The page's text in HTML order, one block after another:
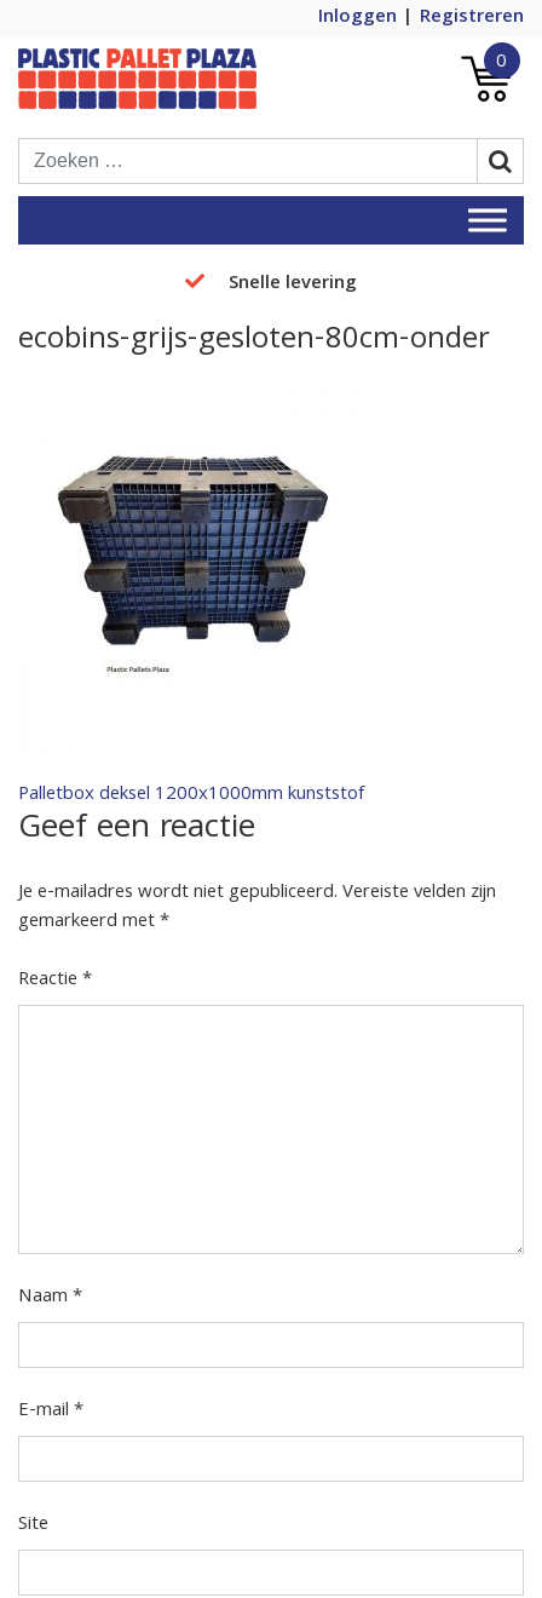
Inloggen
Registreren
Plastic Pallet Plaza
Plastic Pallets Plaza, de nummer 1 in
Europa!
0
Snelle levering
ecobins-grijs-gesloten-80cm-onder
Bericht
navigatie
Palletbox deksel 1200x1000mm kunststof
Geef een reactie
Je e-mailadres wordt niet gepubliceerd.Vereiste velden zijn
gemarkeerd met*
Reactie*
Naam*
E-mail*
Site